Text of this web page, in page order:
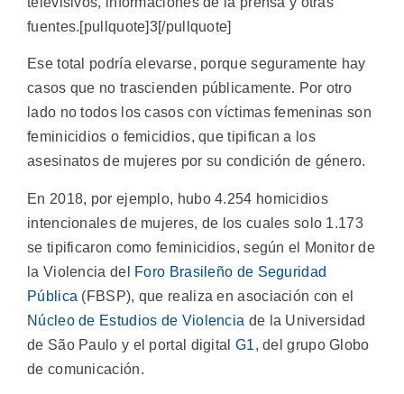
fuentes.[pullquote]3[/pullquote]
Ese total podría elevarse, porque seguramente hay
casos que no trascienden públicamente. Por otro
lado no todos los casos con víctimas femeninas son
feminicidios o femicidios, que tipifican a los
asesinatos de mujeres por su condición de género.
En 2018, por ejemplo, hubo 4.254 homicidios
intencionales de mujeres, de los cuales solo 1.173
se tipificaron como feminicidios, según el Monitor de
la Violencia del
Foro Brasileño de Seguridad
Pública (FBSP), que realiza en asociación con el
Núcleo de Estudios de Violencia de la Universidad
de São Paulo y el portal digital G1, del grupo Globo
de comunicación.